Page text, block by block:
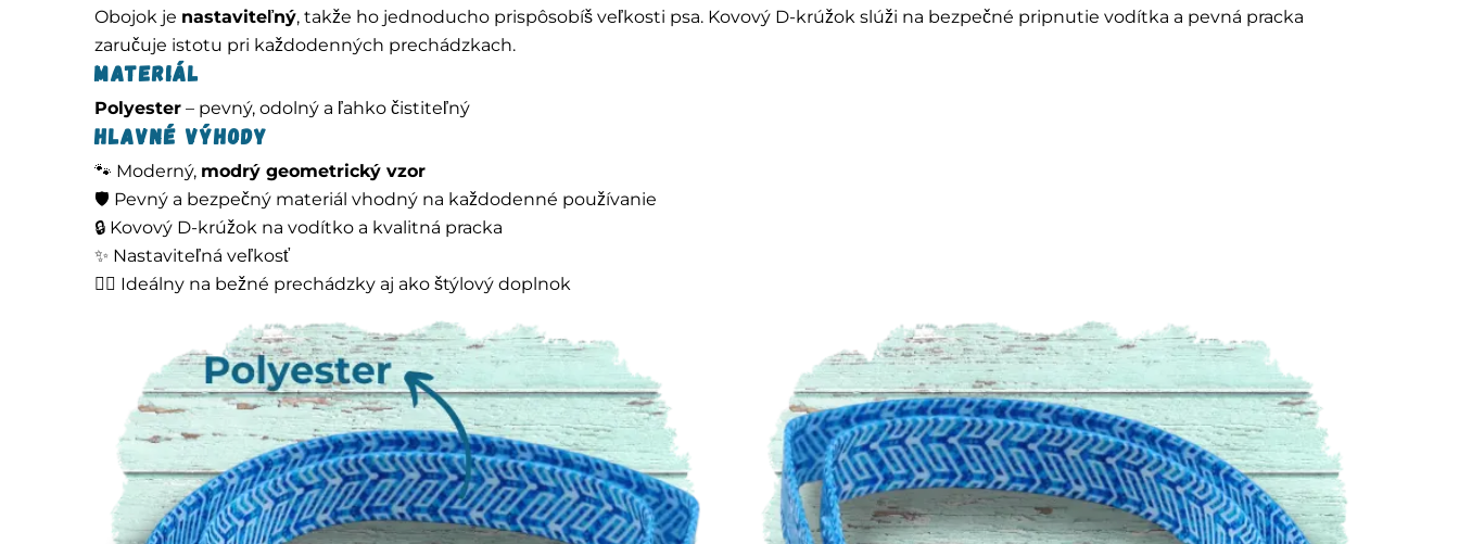
Obojok je nastaviteľný, takže ho jednoducho prispôsobíš veľkosti psa. Kovový D-krúžok slúži na bezpečné pripnutie vodítka a pevná pracka
zaručuje istotu pri každodenných prechádzkach.
Materiál
Polyester – pevný, odolný a ľahko čistiteľný
Hlavné výhody
🐾 Moderný, modrý geometrický vzor
🛡️ Pevný a bezpečný materiál vhodný na každodenné používanie
🔒 Kovový D-krúžok na vodítko a kvalitná pracka
✨ Nastaviteľná veľkosť
🚶‍♂️ Ideálny na bežné prechádzky aj ako štýlový doplnok